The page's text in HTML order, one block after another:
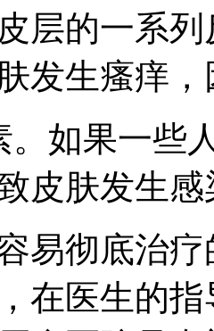
层的一系
发生瘙痒
。如果一些
皮肤发生感
易彻底治
在医生的